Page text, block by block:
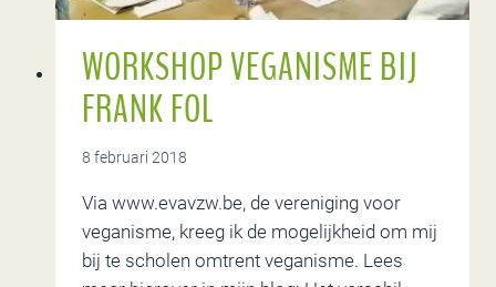
WORKSHOP VEGANISME BIJ
FRANK FOL
8 februari 2018
Via www.evavzw.be, de vereniging voor
veganisme, kreeg ik de mogelijkheid om mij
bij te scholen omtrent veganisme. Lees